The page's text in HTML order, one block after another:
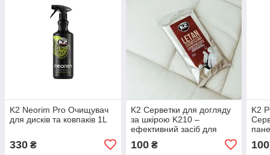
K2 Neorim Pro Очищувач
для дисків та ковпаків 1L
330 ₴
K2 Серветки для догляду
за шкірою K210 –
ефективний засіб для
100₴
K2
100